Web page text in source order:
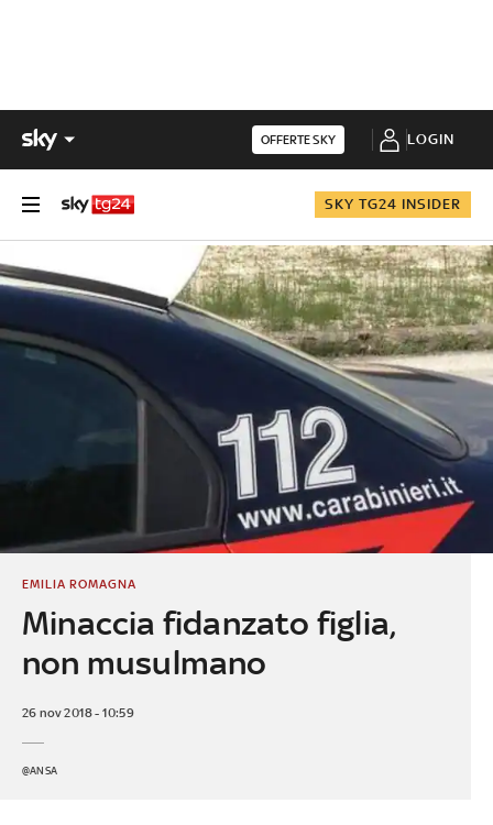
OFFERTE SKY LOGIN
SKY TG24 INSIDER
Minaccia fidanzato figlia,
non musulmano
EMILIA ROMAGNA
26 nov 2018 - 10:59
@ANSA